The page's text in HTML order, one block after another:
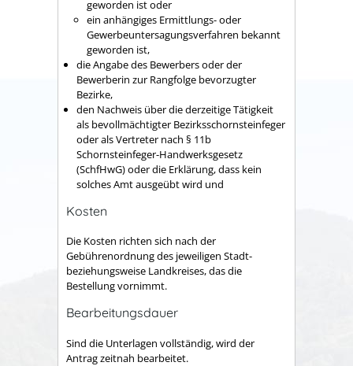
geworden ist oder
ein anhängiges Ermittlungs- oder
Gewerbeuntersagungsverfahren bekannt
geworden ist,
die Angabe des Bewerbers oder der
Bewerberin zur Rangfolge bevorzugter
Bezirke,
den Nachweis über die derzeitige Tätigkeit
als bevollmächtigter Bezirksschornsteinfeger
oder als Vertreter nach § 11b
Schornsteinfeger-Handwerksgesetz
(SchfHwG) oder die Erklärung, dass kein
solches Amt ausgeübt wird und
Kosten
Die Kosten richten sich nach der
Gebührenordnung des jeweiligen Stadt-
beziehungsweise Landkreises, das die
Bestellung vornimmt.
Bearbeitungsdauer
Sind die Unterlagen vollständig, wird der
Antrag zeitnah bearbeitet.